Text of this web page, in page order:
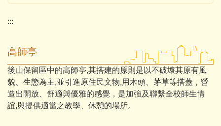
:::
高師亭
後山保留區中的高師亭,其搭建的原則是以不破壞其原有風
貌、生態為主,並引進原住民文物,用木頭、茅草等搭蓋，營
造出開放、舒適與優雅的感覺，是加強及聯繫全校師生情
誼,與提供適當之教學、休憩的場所。